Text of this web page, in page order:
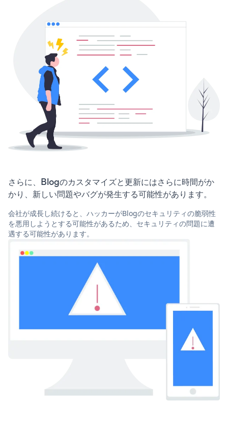
さらに、Blogのカスタマイズと更新にはさらに時間がか
かり、新しい問題やバグが発生する可能性があります。
会社が成長し続けると、ハッカーがBlogのセキュリティの脆弱性
を悪用しようとする可能性があるため、セキュリティの問題に遭
遇する可能性があります。